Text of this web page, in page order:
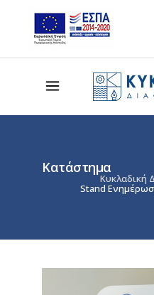
Κατάστημα
Κυκλαδική
Stand